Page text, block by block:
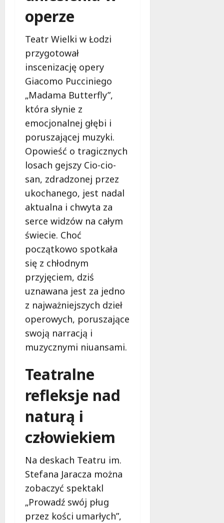
operze
Teatr Wielki w Łodzi
przygotował
inscenizację opery
Giacomo Pucciniego
„Madama Butterfly”,
która słynie z
emocjonalnej głębi i
poruszającej muzyki.
Opowieść o tragicznych
losach gejszy Cio-cio-
san, zdradzonej przez
ukochanego, jest nadal
aktualna i chwyta za
serce widzów na całym
świecie. Choć
początkowo spotkała
się z chłodnym
przyjęciem, dziś
uznawana jest za jedno
z najważniejszych dzieł
operowych, poruszające
swoją narracją i
muzycznymi niuansami.
Teatralne
refleksje nad
naturą i
człowiekiem
Na deskach Teatru im.
Stefana Jaracza można
zobaczyć spektakl
„Prowadź swój pług
przez kości umarłych”,